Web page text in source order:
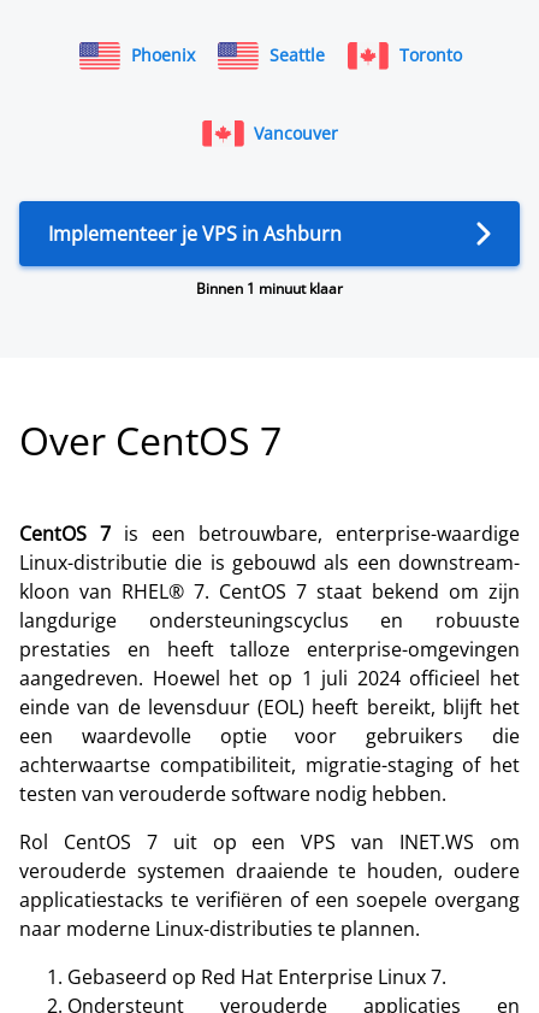
Phoenix Seattle Toronto
Vancouver
Implementeer je VPS in Ashburn
Binnen 1 minuut klaar
Over CentOS 7
CentOS 7 is een betrouwbare, enterprise-waardige
Linux-distributie die is gebouwd als een downstream-
kloon van RHEL® 7. CentOS 7 staat bekend om zijn
langdurige ondersteuningscyclus en robuuste
prestaties en heeft talloze enterprise-omgevingen
aangedreven. Hoewel het op 1 juli 2024 officieel het
einde van de levensduur (EOL) heeft bereikt, blijft het
een waardevolle optie voor gebruikers die
achterwaartse compatibiliteit, migratie-staging of het
testen van verouderde software nodig hebben.
Rol CentOS 7 uit op een VPS van INET.WS om
verouderde systemen draaiende te houden, oudere
applicatiestacks te verifiëren of een soepele overgang
naar moderne Linux-distributies te plannen.
Gebaseerd op Red Hat Enterprise Linux 7.
Ondersteunt verouderde applicaties en